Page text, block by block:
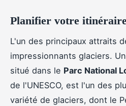
Planifier votre
L'un des principaux attraits
impressionnants glaciers.
situé dans le Parc National
de l'UNESCO, est l'un des
variété de glaciers, dont le